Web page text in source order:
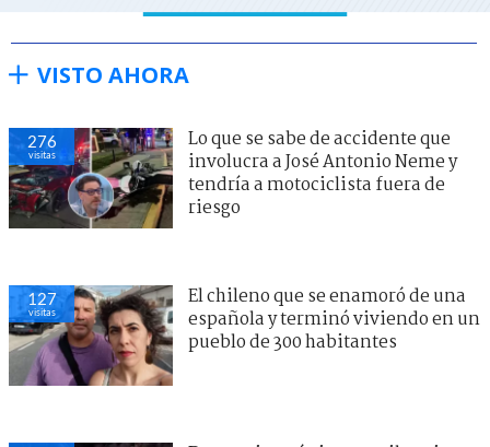
VISTO AHORA
276
visitas
Lo que se sabe de accidente que
involucra a José Antonio Neme y
tendría a motociclista fuera de
riesgo
127
visitas
El chileno que se enamoró de una
española y terminó viviendo en un
pueblo de 300 habitantes